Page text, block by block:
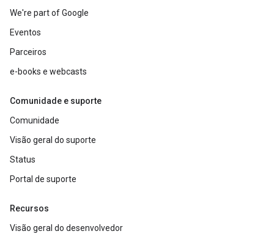
We're part of Google
Eventos
Parceiros
e-books e webcasts
Comunidade e suporte
Comunidade
Visão geral do suporte
Status
Portal de suporte
Recursos
Visão geral do desenvolvedor